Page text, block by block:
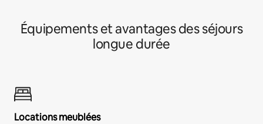
Équipements et avantages des séjours
longue durée
Locations meublées